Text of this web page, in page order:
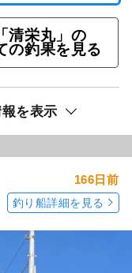
「清栄丸」の
の釣果を見る
を表示
166日前
釣り船詳細を見る